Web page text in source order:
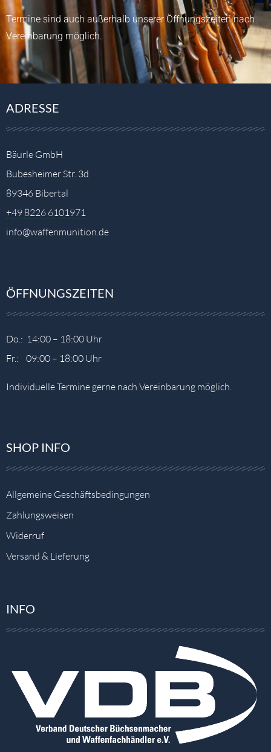
Termine sind auch außerhalb unserer Öffnungszeiten nach
Vereinbarung möglich.
ADRESSE
Bäurle GmbH
Bubesheimer Str. 3d
89346 Bibertal
+49 8226 6101971
info@waffenmunition.de
ÖFFNUNGSZEITEN
Do.: 14:00 – 18:00 Uhr
Fr.: 09:00 – 18:00 Uhr
Individuelle Termine gerne nach Vereinbarung möglich.
SHOP INFO
Allgemeine Geschäftsbedingungen
Zahlungsweisen
Widerruf
Versand & Lieferung
INFO